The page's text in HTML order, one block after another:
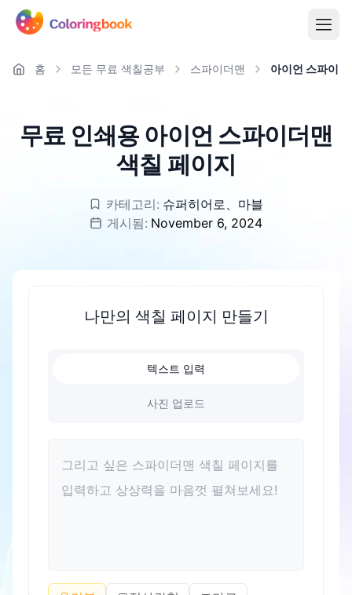
홈 모든 무료 색칠공부 스파이더맨 아이언 스파이더
무료 인쇄용 아이언 스파이더맨
색칠 페이지
카테고리: 슈퍼히어로、 마블
게시됨: November 6, 2024
나만의 색칠 페이지 만들기
텍스트 입력
사진 업로드